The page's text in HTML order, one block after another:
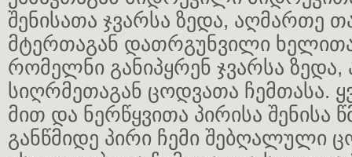
შენისათა ჯვარსა ზედა, აღმართე
მტერთაგან დათრგუნვილი
რომელნი განიპყრენ ჯვარსა ზედა,
სიღრმეთაგან ცოდვათა ჩემთასა.
მით და ნერწყვითა პირისა შენისა
განწმიდე პირი ჩემი შებღალული